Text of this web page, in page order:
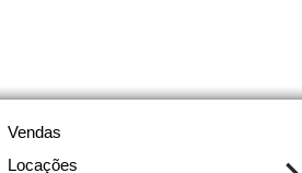
Vendas
Locações